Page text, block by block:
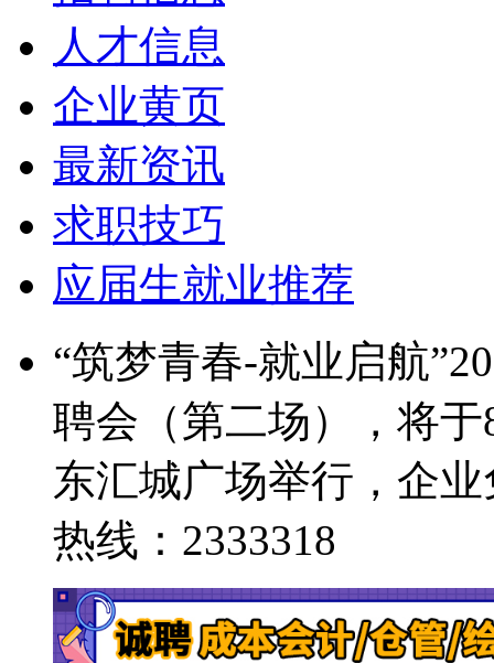
人才信息
企业黄页
最新资讯
求职技巧
应届生就业推荐
“筑梦青春-就业启航
聘会（第二场），将
东汇城广场举行，企
热线：2333318